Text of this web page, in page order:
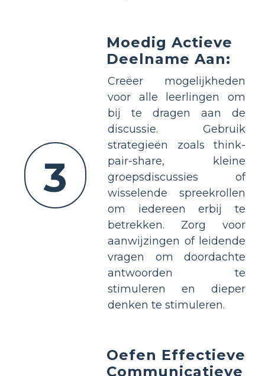
3
Moedig Actieve
Deelname Aan:
Creëer mogelijkheden
voor alle leerlingen om
bij te dragen aan de
discussie. Gebruik
strategieën zoals think-
pair-share, kleine
groepsdiscussies of
wisselende spreekrollen
om iedereen erbij te
betrekken. Zorg voor
aanwijzingen of leidende
vragen om doordachte
antwoorden te
stimuleren en dieper
denken te stimuleren.
Oefen Effectieve
Communicatieve